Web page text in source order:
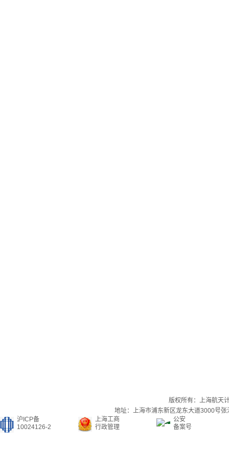
版权所有：上海航天
地址：上海市浦东新区龙东大道3000号
沪ICP备
10024126-2
上海工商
行政管理
公安
备案号